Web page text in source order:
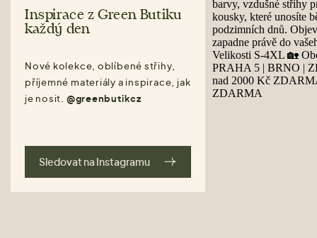
Inspirace z Green Butiku
každý den
Nové kolekce, oblíbené střihy,
příjemné materiály a inspirace, jak
je nosit. @greenbutikcz
Sledovat na Instagramu